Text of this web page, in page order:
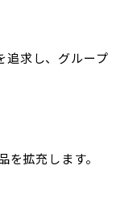
追求し、グループ
拡充します。